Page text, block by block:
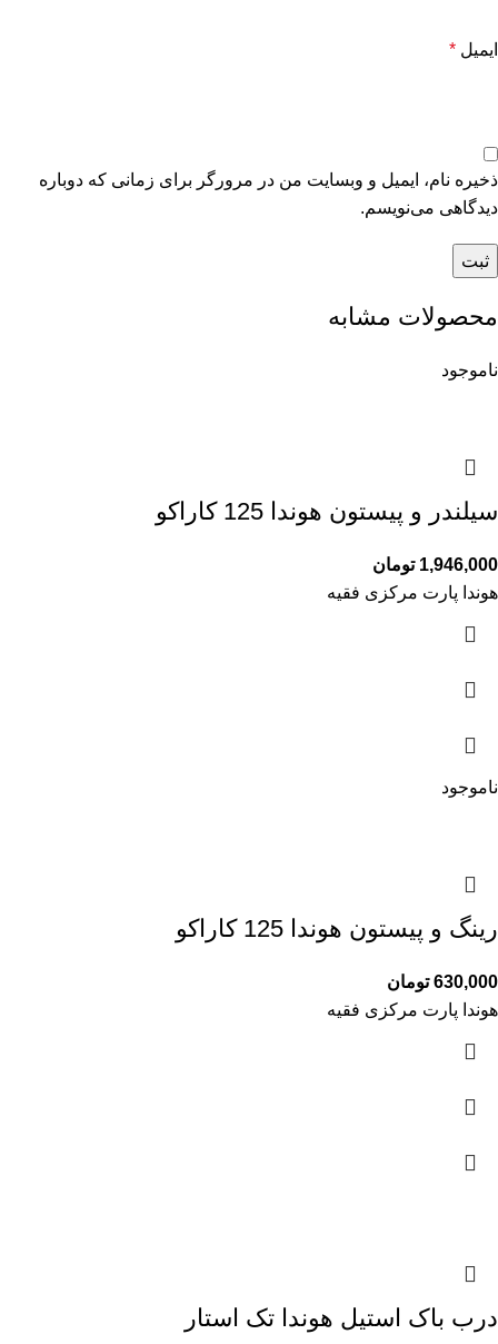
ایمیل *
ذخیره نام، ایمیل و وبسایت من در مرورگر برای زمانی که دوباره
دیدگاهی می‌نویسم.
محصولات مشابه
ناموجود
سیلندر و پیستون هوندا 125 کاراکو
1,946,000 تومان
هوندا پارت مرکزی فقیه
ناموجود
رینگ و پیستون هوندا 125 کاراکو
630,000 تومان
هوندا پارت مرکزی فقیه
درب باک استیل هوندا تک استار